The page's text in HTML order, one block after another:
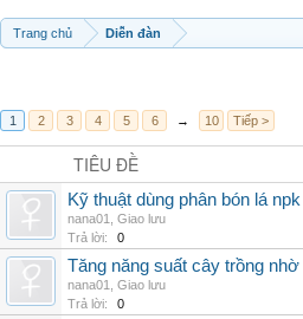
Trang chủ Diễn đàn
1 2 3 4 5 6 → 10 Tiếp >
TIÊU ĐỀ
Kỹ thuật dùng phân bón lá
nana01
Giao lưu
Trả lời:
0
Tăng năng suất cây trồng
nana01
Giao lưu
Trả lời:
0